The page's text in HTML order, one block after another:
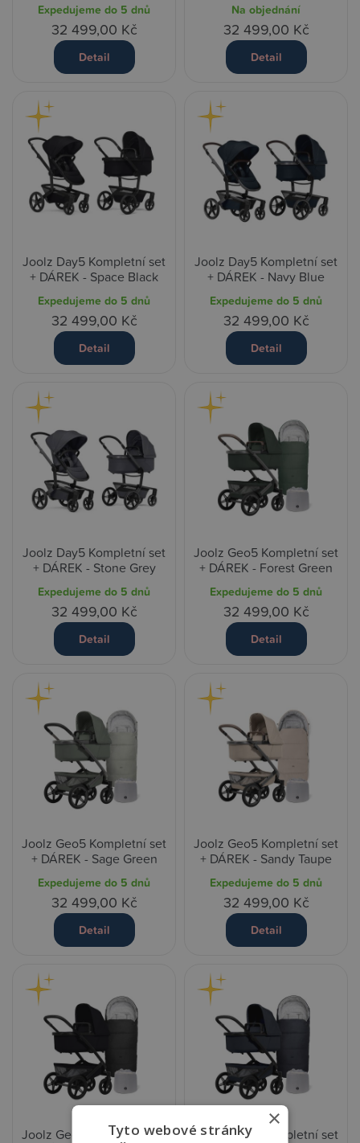
Expedujeme do 5 dnů
32 499,00 Kč
Detail
Na objednání
32 499,00 Kč
Detail
Joolz Day5 Kompletní set
+ DÁREK - Space Black
Expedujeme do 5 dnů
32 499,00 Kč
Detail
Joolz Day5 Kompletní set
+ DÁREK - Navy Blue
Expedujeme do 5 dnů
32 499,00 Kč
Detail
Joolz Day5 Kompletní set
+ DÁREK - Stone Grey
Expedujeme do 5 dnů
32 499,00 Kč
Detail
Joolz Geo5 Kompletní set
+ DÁREK - Forest Green
Expedujeme do 5 dnů
32 499,00 Kč
Detail
Joolz Geo5 Kompletní set
+ DÁREK - Sage Green
Expedujeme do 5 dnů
32 499,00 Kč
Detail
Joolz Geo5 Kompletní set
+ DÁREK - Sandy Taupe
Expedujeme do 5 dnů
32 499,00 Kč
Detail
Joolz Geo5 Kompletní set
Joolz Geo5 Kompletní set
×
Tyto webové stránky